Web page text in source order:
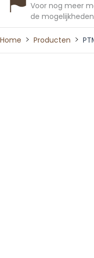
Voor nog meer
de mogelijkheden
Home Producten